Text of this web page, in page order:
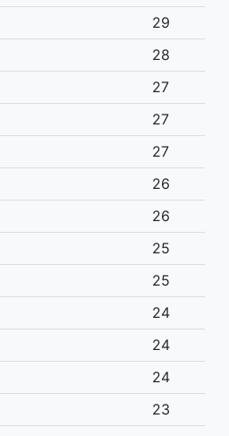
29
28
27
27
27
26
26
25
25
24
24
24
23